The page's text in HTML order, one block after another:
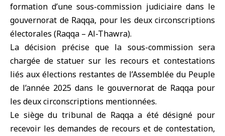
formation d’une sous-commission judiciaire dans le
gouvernorat de Raqqa, pour les deux circonscriptions
électorales (Raqqa – Al-Thawra).
La décision précise que la sous-commission sera
chargée de statuer sur les recours et contestations
liés aux élections restantes de l’Assemblée du Peuple
de l’année 2025 dans le gouvernorat de Raqqa pour
les deux circonscriptions mentionnées.
Le siège du tribunal de Raqqa a été désigné pour
recevoir les demandes de recours et de contestation,